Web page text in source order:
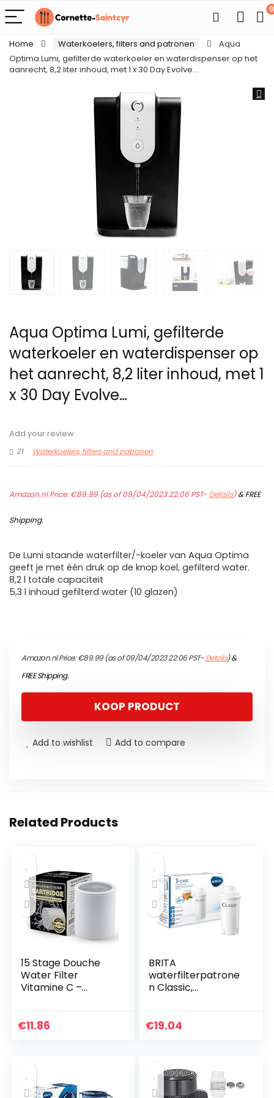
0
Home Waterkoelers, filters and patronen
Aqua
Optima Lumi, gefilterde waterkoeler en waterdispenser op het
aanrecht, 8,2 liter inhoud, met 1 x 30 Day Evolve…
Aqua Optima Lumi, gefilterde
waterkoeler en waterdispenser op
het aanrecht, 8,2 liter inhoud, met 1
x 30 Day Evolve…
Add your review
21
Waterkoelers, filters and patronen
Amazon.nl Price:€89.99(as of 09/04/2023 22:06 PST- Details)&FREE
Shipping.
De Lumi staande waterfilter/-koeler van Aqua Optima
geeft je met één druk op de knop koel, gefilterd water.
8,2 l totale capaciteit
5,3 l inhoud gefilterd water (10 glazen)
Amazon.nl Price:€89.99(as of 09/04/2023 22:06 PST-Details)&
FREE Shipping.
KOOP PRODUCT
Add to wishlist Add to compare
Related Products
15 Stage Douche
Water Filter
Vitamine C –
Onaangename
€11.86
BRITA
waterfilterpatrone
n Classic,
BRITA
€19.04